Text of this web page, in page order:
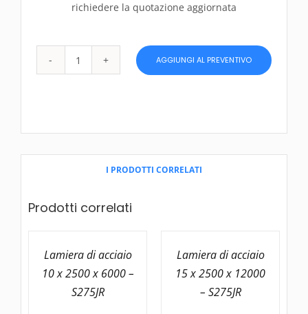
richiedere la quotazione aggiornata
Lamiera
x
S275JR
AGGIUNGI AL PREVENTIVO
I PRODOTTI CORRELATI
Prodotti correlati
Lamiera di acciaio
10 x 2500 x 6000 –
S275JR
Lamiera di acciaio
15 x 2500 x 12000
– S275JR